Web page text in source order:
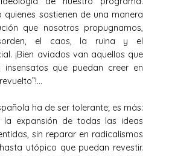
quienes sostienen de una manera
que nosotros propugnamos,
el caos, la ruina y el
¡Bien aviados van aquellos que
que puedan creer en
ha de ser tolerante; es más:
expansión de todas las ideas
sin reparar en radicalismos
utópico que puedan revestir.